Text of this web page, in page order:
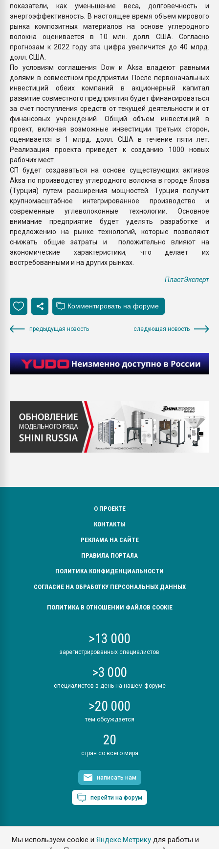
Мы используем cookie иЯндекс.Метрику для работы и
показатели, как уменьшение веса, долговечность и
энергоэффективность. В настоящее время объем мирового
рынка композитных материалов на основе углеродного
волокна оценивается в 10 млн. долл. США. Согласно
прогнозам к 2022 году эта цифра увеличится до 40 млрд.
долл. США.
По условиям соглашения Dow и Aksa владеют равными
долями в совместном предприятии. После первоначальных
инвестиций обеих компаний в акционерный капитал
развитие совместного предприятия будет финансироваться
за счет поступления средств от текущей деятельности и от
финансовых учреждений. Общий объем инвестиций в
проект, включая возможные инвестиции третьих сторон,
оценивается в 1 млрд. долл. США в течение пяти лет.
Реализация проекта приведет к созданию 1000 новых
рабочих мест.
СП будет создаваться на основе существующих активов
Aksa по производству углеродного волокна в городе Ялова
(Турция) путем расширения мощностей. Турция получит
крупномасштабное интегрированное производство и
современные углеволоконные технологии. Основное
внимание предприятие будет уделять разработке и
предложению на рынке технологий, которые позволяют
снижать общие затраты и положительно влияют на
экономические характеристики, что делает их
востребованными и на других рынках.
ПластЭксперт
предыдущая новость следующая новость
О ПРОЕКТЕ
КОНТАКТЫ
РЕКЛАМА НА САЙТЕ
ПРАВИЛА ПОРТАЛА
ПОЛИТИКА КОНФИДЕНЦИАЛЬНОСТИ
СОГЛАСИЕ НА ОБРАБОТКУ ПЕРСОНАЛЬНЫХ ДАННЫХ
ПОЛИТИКА В ОТНОШЕНИИ ФАЙЛОВ COOKIE
>13 000
зарегистрированных специалистов
>3 000
специалистов в день на нашем форуме
>20 000
тем обсуждается
20
стран со всего мира
написать нам
перейти на форум
ПластЭксперт © 2006. Все права защищены